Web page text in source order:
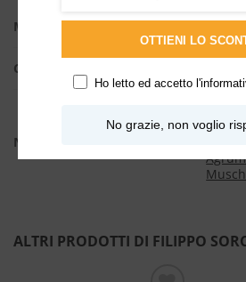
ML
COLLEZIONE
NOTE
ALTRI PRODOTTI DI FILIPPO
OTTIENI LO
Ho letto ed accetto l'
No grazie, non voglio